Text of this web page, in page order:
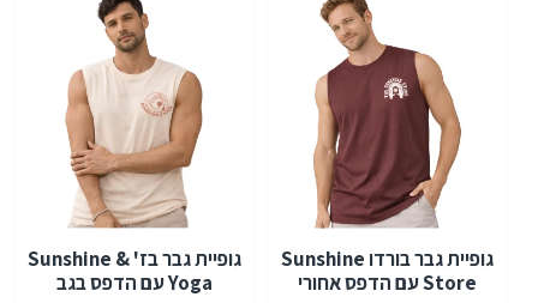
גופיית גבר בורדו Sunshine
Store עם הדפס אחורי
גופיית גבר בז' Sunshine &
Yoga עם הדפס בגב